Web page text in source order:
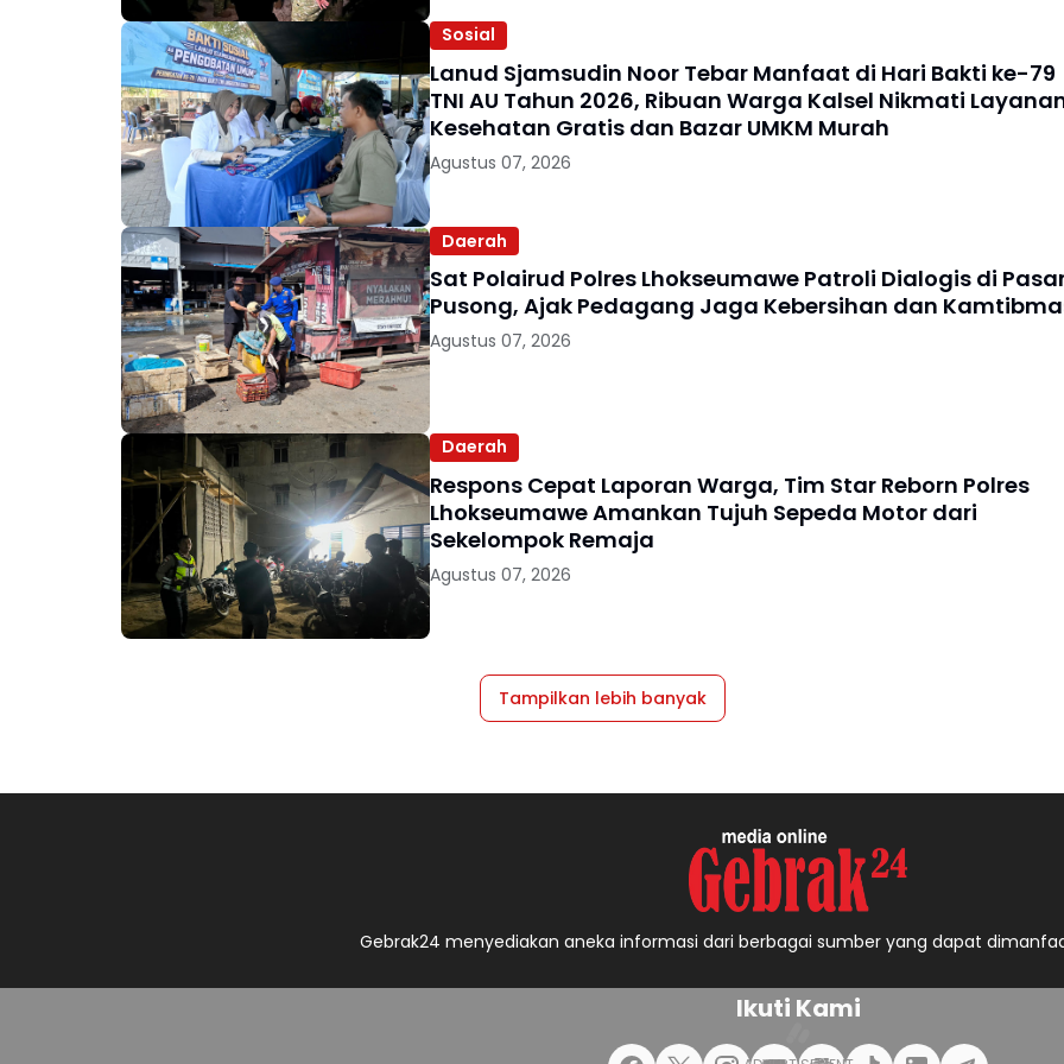
Sosial
Lanud Sjamsudin Noor Tebar Manfaat di Hari Bakti ke-79
TNI AU Tahun 2026, Ribuan Warga Kalsel Nikmati
Kesehatan Gratis dan Bazar UMKM Murah
Agustus 07, 2026
Daerah
Sat Polairud Polres Lhokseumawe Patroli Dialogis di
Pusong, Ajak Pedagang Jaga Kebersihan dan
Agustus 07, 2026
Daerah
Respons Cepat Laporan Warga, Tim Star Reborn Polres
Lhokseumawe Amankan Tujuh Sepeda Motor dari
Sekelompok Remaja
Agustus 07, 2026
Tampilkan lebih banyak
Gebrak24 menyediakan aneka informasi dari berbagai sumber yang dapat
Ikuti Kami